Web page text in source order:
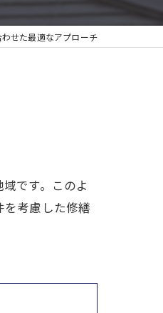
せた最適なアプローチ
です。このよ
考慮した修繕